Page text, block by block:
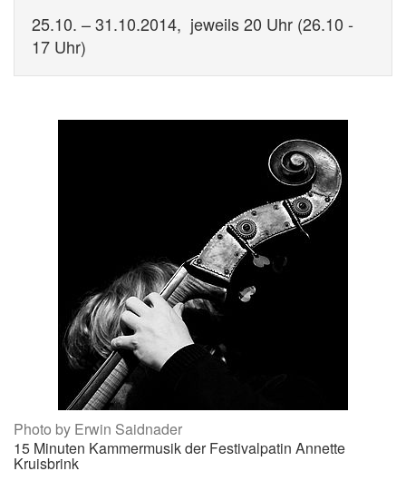
25.10. – 31.10.2014, jeweils 20 Uhr (26.10 -
17 Uhr)
Photo by Erwin Saidnader
15 Minuten Kammermusik der Festivalpatin Annette
Kruisbrink